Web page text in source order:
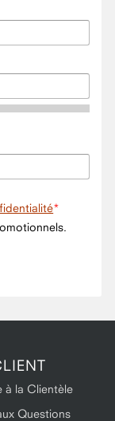
à la Clientèle
Questions